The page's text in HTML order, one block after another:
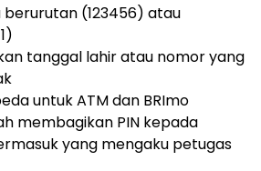
berurutan (123456) atau
tanggal lahir atau nomor yang
untuk ATM dan BRImo
membagikan PIN kepada
yang mengaku petugas